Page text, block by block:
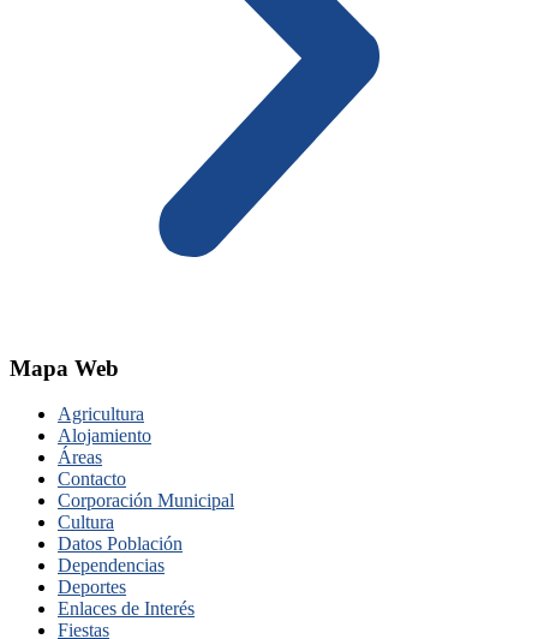
Mapa Web
Agricultura
Alojamiento
Áreas
Contacto
Corporación Municipal
Cultura
Datos Población
Dependencias
Deportes
Enlaces de Interés
Fiestas